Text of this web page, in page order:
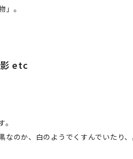
」。
etc
なのか、白のようでくすんでいたり